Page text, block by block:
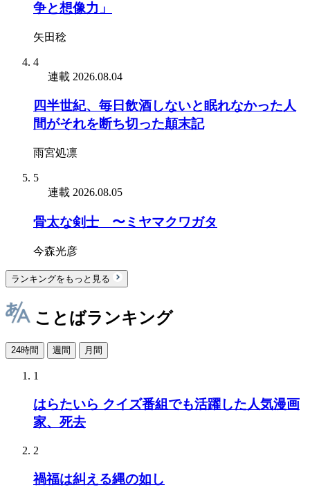
争と想像力」
矢田稔
4
連載 2026.08.04
四半世紀、毎日飲酒しないと眠れなかった人
間がそれを断ち切った顛末記
雨宮処凛
5
連載 2026.08.05
骨太な剣士 〜ミヤマクワガタ
今森光彦
ランキングをもっと見る
ことばランキング
24時間 週間 月間
1
はらたいら クイズ番組でも活躍した人気漫画
家、死去
2
禍福は糾える縄の如し